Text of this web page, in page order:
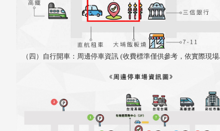
（四）自行開車： 周邊停車資訊 (收費標準僅供參考，依實際現